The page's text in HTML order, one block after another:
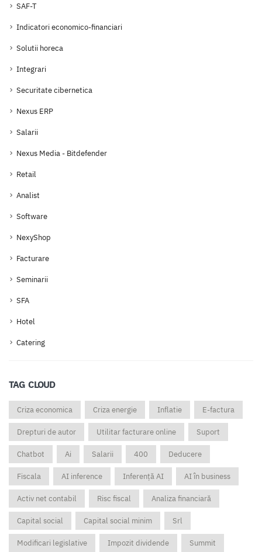
SAF-T
Indicatori economico-financiari
Solutii horeca
Integrari
Securitate cibernetica
Nexus ERP
Salarii
Nexus Media - Bitdefender
Retail
Analist
Software
NexyShop
Facturare
Seminarii
SFA
Hotel
Catering
TAG CLOUD
Criza economica Criza energie Inflatie E-factura
Drepturi de autor Utilitar facturare online Suport
Chatbot Ai Salarii 400 Deducere
Fiscala AI inference Inferență AI AI în business
Activ net contabil Risc fiscal Analiza financiară
Capital social Capital social minim Srl
Modificari legislative Impozit dividende Summit